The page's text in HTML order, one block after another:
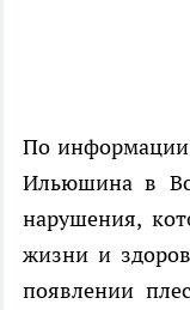
По информации
Ильюшина в
нарушения,
жизни и
появлении